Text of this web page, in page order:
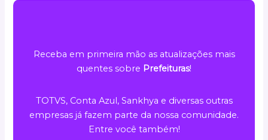
Receba em primeira mão as atualizações mais
quentes sobre Prefeituras!
TOTVS, Conta Azul, Sankhya e diversas outras
empresas já fazem parte da nossa comunidade.
Entre você também!